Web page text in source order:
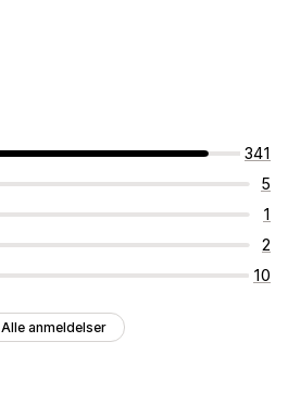
341
5
1
2
10
Alle anmeldelser